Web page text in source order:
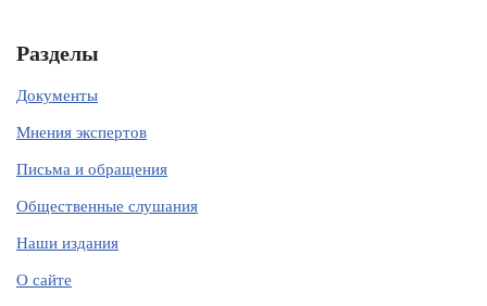
Разделы
Документы
Мнения экспертов
Письма и обращения
Общественные слушания
Наши издания
О сайте